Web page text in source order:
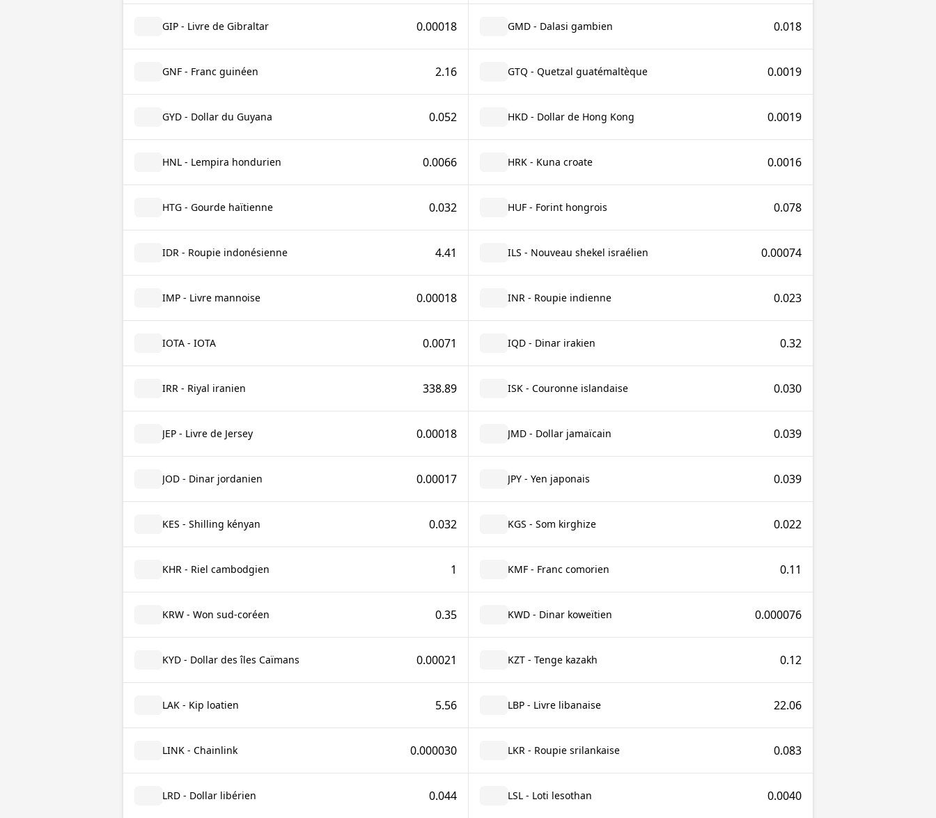
GIP - Livre de Gibraltar 0.00018 GMD - Dalasi gambien 0.018
GNF - Franc guinéen 2.16 GTQ - Quetzal guatémaltèque 0.0019
GYD - Dollar du Guyana 0.052 HKD - Dollar de Hong Kong 0.0019
HNL - Lempira hondurien 0.0066 HRK - Kuna croate 0.0016
HTG - Gourde haïtienne 0.032 HUF - Forint hongrois 0.078
IDR - Roupie indonésienne 4.41 ILS - Nouveau shekel israélien 0.00074
IMP - Livre mannoise 0.00018 INR - Roupie indienne 0.023
IOTA - IOTA 0.0071 IQD - Dinar irakien 0.32
IRR - Riyal iranien 338.89 ISK - Couronne islandaise 0.030
JEP - Livre de Jersey 0.00018 JMD - Dollar jamaïcain 0.039
JOD - Dinar jordanien 0.00017 JPY - Yen japonais 0.039
KES - Shilling kényan 0.032 KGS - Som kirghize 0.022
KHR - Riel cambodgien 1 KMF - Franc comorien 0.11
KRW - Won sud-coréen 0.35 KWD - Dinar koweïtien 0.000076
KYD - Dollar des îles Caïmans 0.00021 KZT - Tenge kazakh 0.12
LAK - Kip loatien 5.56 LBP - Livre libanaise 22.06
LINK - Chainlink 0.000030 LKR - Roupie srilankaise 0.083
LRD - Dollar libérien 0.044 LSL - Loti lesothan 0.0040